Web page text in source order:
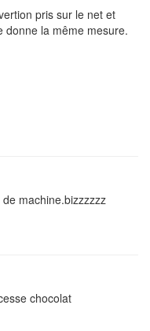
pris sur le net et
donne la même mesure.
machine.bizzzzzz
chocolat